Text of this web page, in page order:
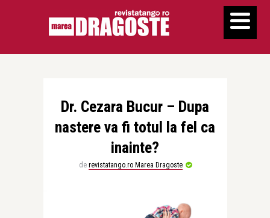
Dr. Cezara Bucur – Dupa
nastere va fi totul la fel ca
inainte?
de revistatango.ro Marea Dragoste